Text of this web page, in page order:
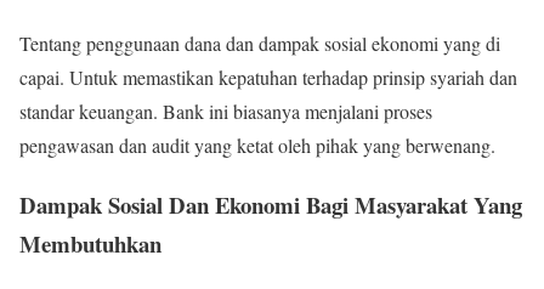
Tentang penggunaan dana dan dampak sosial ekonomi yang di
capai. Untuk memastikan kepatuhan terhadap prinsip syariah dan
standar keuangan. Bank ini biasanya menjalani proses
pengawasan dan audit yang ketat oleh pihak yang berwenang.
Dampak Sosial Dan Ekonomi Bagi Masyarakat Yang
Membutuhkan